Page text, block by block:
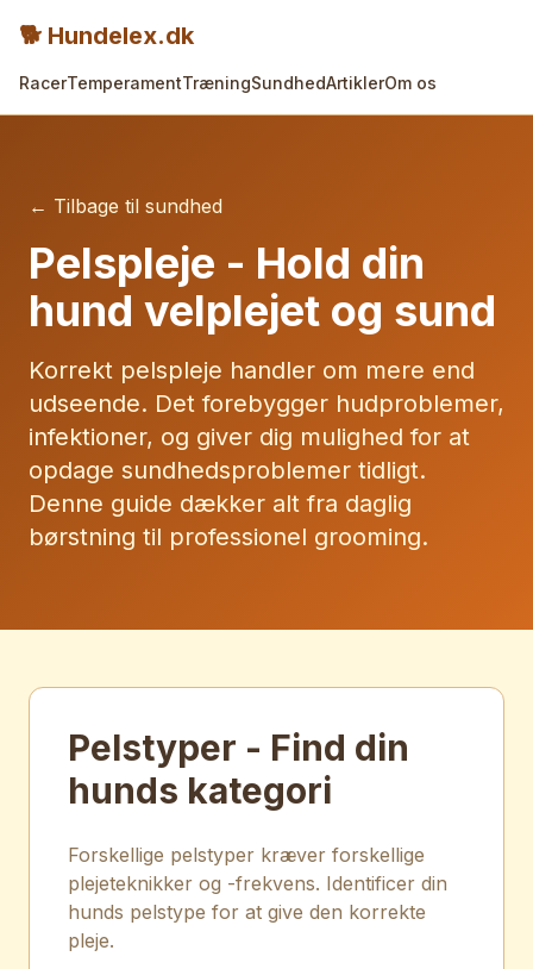
🐕 Hundelex.dk
RacerTemperamentTræningSundhedArtiklerOm os
← Tilbage til sundhed
Pelspleje - Hold din
hund velplejet og sund
Korrekt pelspleje handler om mere end
udseende. Det forebygger hudproblemer,
infektioner, og giver dig mulighed for at
opdage sundhedsproblemer tidligt.
Denne guide dækker alt fra daglig
børstning til professionel grooming.
Pelstyper - Find din
hunds kategori
Forskellige pelstyper kræver forskellige
plejeteknikker og -frekvens. Identificer din
hunds pelstype for at give den korrekte
pleje.